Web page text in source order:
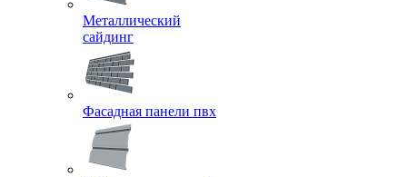
Металлический
сайдинг
Фасадная панели пвх